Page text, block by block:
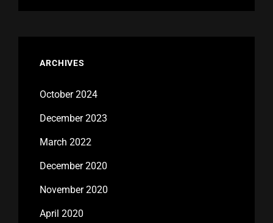
ARCHIVES
October 2024
December 2023
March 2022
December 2020
November 2020
April 2020